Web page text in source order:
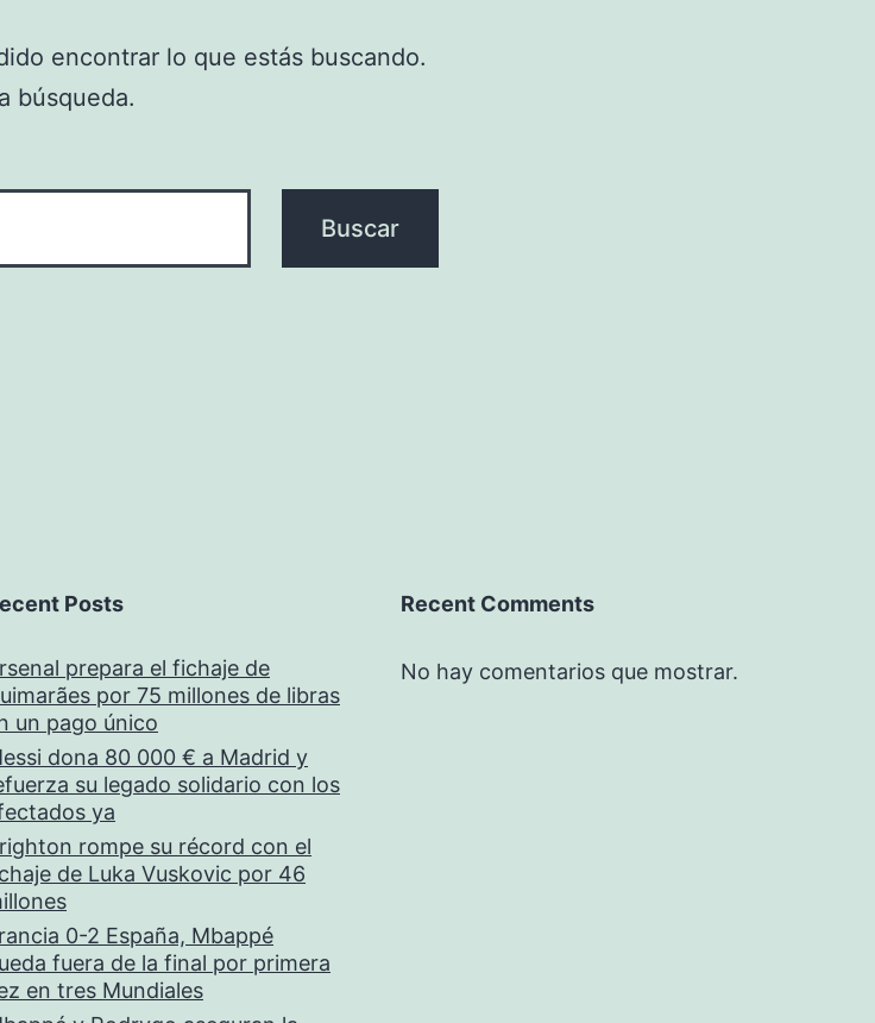
encontrar lo que estás buscando.
búsqueda.
Posts
prepara el fichaje de
por 75 millones de libras
un pago único
dona 80 000 € a Madrid y
su legado solidario con los
ya
rompe su récord con el
de Luka Vuskovic por 46
0-2 España, Mbappé
fuera de la final por primera
en tres Mundiales
Recent Comments
No hay comentarios que mostrar.